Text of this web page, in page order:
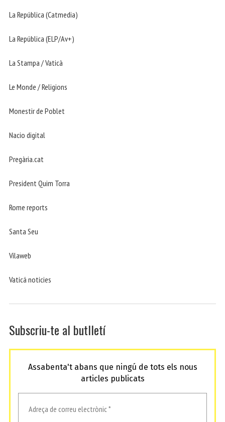
La República (Catmedia)
La República (ELP/Av+)
La Stampa / Vaticà
Le Monde / Religions
Monestir de Poblet
Nacio digital
Pregària.cat
President Quim Torra
Rome reports
Santa Seu
Vilaweb
Vaticá noticies
Subscriu-te al butlletí
Assabenta't abans que ningú de tots els nous
articles publicats